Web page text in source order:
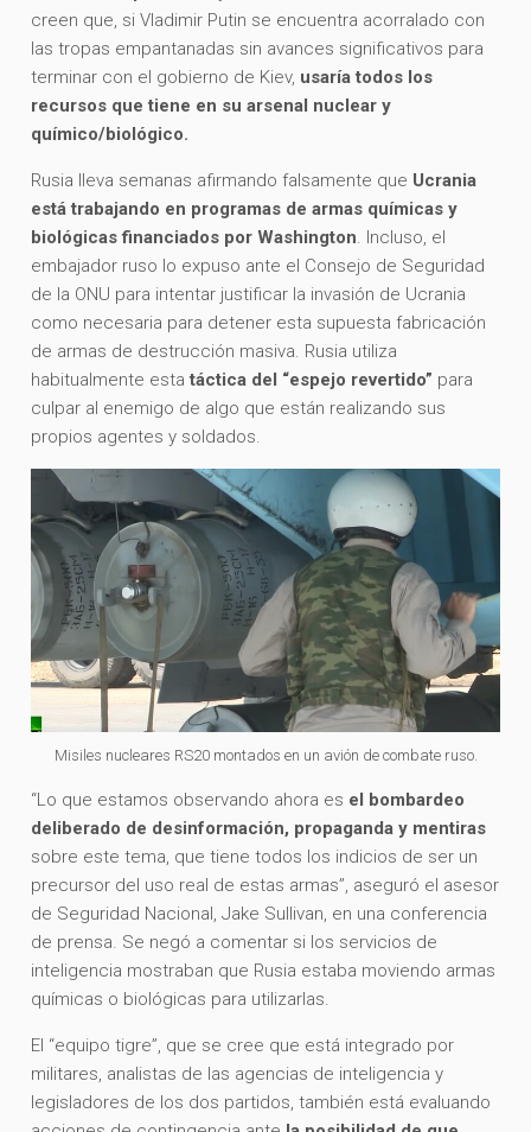
creen que, si Vladimir Putin se encuentra acorralado con
las tropas empantanadas sin avances significativos para
terminar con el gobierno de Kiev, usaría todos los
recursos que tiene en su arsenal nuclear y
químico/biológico.
Rusia lleva semanas afirmando falsamente que Ucrania
está trabajando en programas de armas químicas y
biológicas financiados por Washington. Incluso, el
embajador ruso lo expuso ante el Consejo de Seguridad
de la ONU para intentar justificar la invasión de Ucrania
como necesaria para detener esta supuesta fabricación
de armas de destrucción masiva. Rusia utiliza
habitualmente estatáctica del “espejo revertido” para
culpar al enemigo de algo que están realizando sus
propios agentes y soldados.
Misiles nucleares RS20 montados en un avión de combate ruso.
“Lo que estamos observando ahora es el bombardeo
deliberado de desinformación, propaganda y mentiras
sobre este tema, que tiene todos los indicios de ser un
precursor del uso real de estas armas”, aseguró el asesor
de Seguridad Nacional, Jake Sullivan, en una conferencia
de prensa. Se negó a comentar si los servicios de
inteligencia mostraban que Rusia estaba moviendo armas
químicas o biológicas para utilizarlas.
El “equipo tigre”, que se cree que está integrado por
militares, analistas de las agencias de inteligencia y
legisladores de los dos partidos, también está evaluando